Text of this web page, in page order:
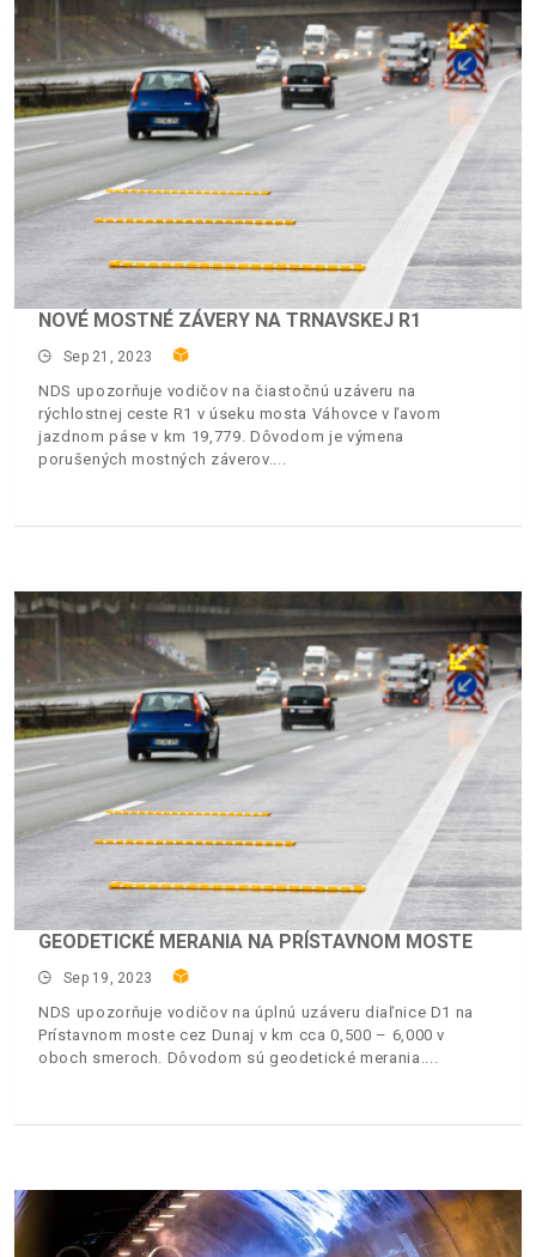
NOVÉ MOSTNÉ ZÁVERY NA TRNAVSKEJ R1
Sep 21, 2023
NDS upozorňuje vodičov na čiastočnú uzáveru na
rýchlostnej ceste R1 v úseku mosta Váhovce v ľavom
jazdnom páse v km 19,779. Dôvodom je výmena
porušených mostných záverov.
GEODETICKÉ MERANIA NA PRÍSTAVNOM MOSTE
Sep 19, 2023
NDS upozorňuje vodičov na úplnú uzáveru diaľnice D1 na
Prístavnom moste cez Dunaj v km cca 0,500 – 6,000 v
oboch smeroch. Dôvodom sú geodetické merania.